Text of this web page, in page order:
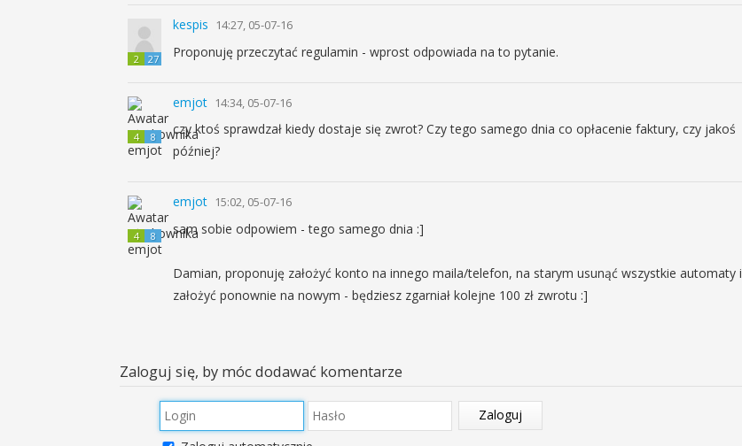
2 27
kespis 14:27, 05-07-16
Proponuję przeczytać regulamin - wprost odpowiada na to pytanie.
4 8
emjot 14:34, 05-07-16
czy ktoś sprawdzał kiedy dostaje się zwrot? Czy tego samego dnia co opłacenie faktury, czy jakoś
później?
4 8
emjot 15:02, 05-07-16
sam sobie odpowiem - tego samego dnia :]
Damian, proponuję założyć konto na innego maila/telefon, na starym usunąć wszystkie automaty i
założyć ponownie na nowym - będziesz zgarniał kolejne 100 zł zwrotu :]
Zaloguj się, by móc dodawać komentarze
Zaloguj